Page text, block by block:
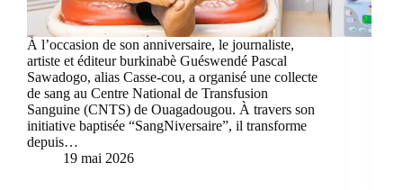
À l’occasion de son anniversaire, le journaliste,
artiste et éditeur burkinabè Guéswendé Pascal
Sawadogo, alias Casse-cou, a organisé une collecte
de sang au Centre National de Transfusion
Sanguine (CNTS) de Ouagadougou. À travers son
initiative baptisée “SangNiversaire”, il transforme
depuis…
19 mai 2026